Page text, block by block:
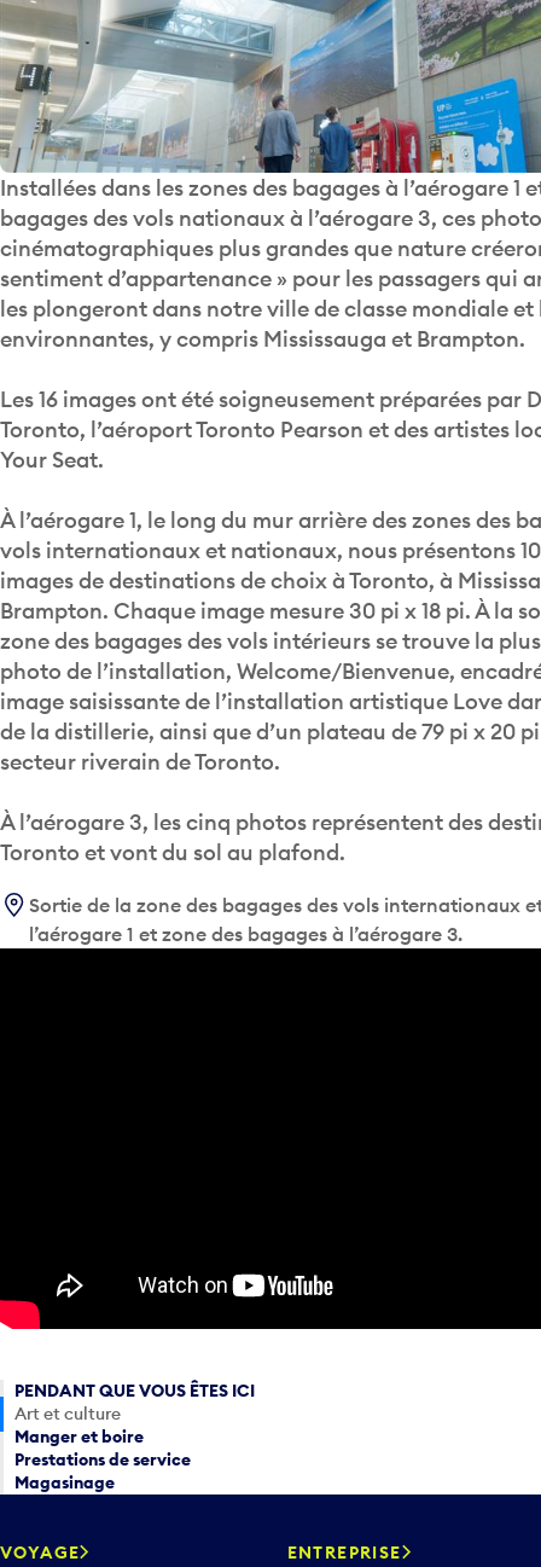
Installées dans les zones des bagages à l’aérogare 1
bagages des vols nationaux à l’aérogare 3, ces
cinématographiques plus grandes que nature
sentiment d’appartenance » pour les passagers qui
les plongeront dans notre ville de classe mondiale et
environnantes, y compris Mississauga et Brampton.
Les 16 images ont été soigneusement préparées par
Toronto, l’aéroport Toronto Pearson et des artistes
Your Seat.
À l’aérogare 1, le long du mur arrière des zones des
vols internationaux et nationaux, nous présentons
images de destinations de choix à Toronto, à
Brampton. Chaque image mesure 30 pi x 18 pi. À la
zone des bagages des vols intérieurs se trouve la
photo de l’installation, Welcome/Bienvenue,
image saisissante de l’installation artistique Love
de la distillerie, ainsi que d’un plateau de 79 pi x 20
secteur riverain de Toronto.
À l’aérogare 3, les cinq photos représentent des
Toronto et vont du sol au plafond.
Sortie de la zone des bagages des vols internationaux
l’aérogare 1 et zone des bagages à l’aérogare 3.
PENDANT QUE VOUS ÊTES ICI
Art et culture
Manger et boire
Prestations de service
Magasinage
VOYAGE ENTREPRISE